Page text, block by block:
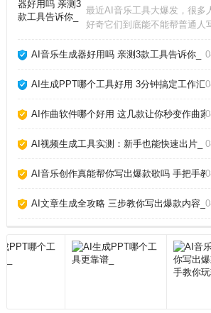
最近AI音乐工具大爆发，很多
好奇它们到底能不能帮普通人
乐爱好者，我发现现在的AI音
人声，但离完美还有距离。下
AI音乐生成器好用吗 亲测3款工具告诉你_
AI生成PPT哪个工具好用 3分钟搞定工作汇
AI作曲软件哪个好用 这几款让你秒变作曲家
AI视频生成工具实测：新手也能快速出片_
AI音乐创作真能帮你写出爆款歌吗 手把手教
AI文章生成全攻略 三步教你写出爆款内容_